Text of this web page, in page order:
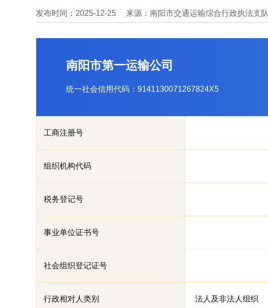
发布时间：2025-12-25 来源：南阳市交通运输综合行政执法支队
南阳市第一运输公司
统一社会信用代码：9141130071267824X5
工商注册号
组织机构代码
税务登记号
事业单位证书号
社会组织登记证号
行政相对人类别 法人及非法人组织